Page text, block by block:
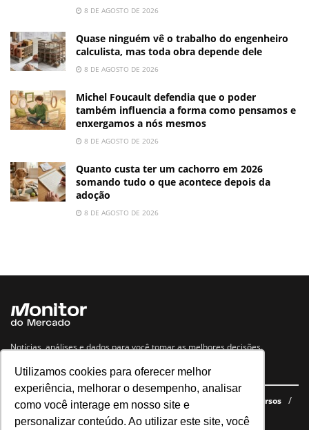
Utilizamos cookies para oferecer melhor
experiência, melhorar o desempenho, analisar
como você interage em nosso site e
personalizar conteúdo. Ao utilizar este site, você
8 DE AGOSTO DE 2026
Quase ninguém vê o trabalho do engenheiro
calculista, mas toda obra depende dele
8 DE AGOSTO DE 2026
Michel Foucault defendia que o poder
também influencia a forma como pensamos e
enxergamos a nós mesmos
8 DE AGOSTO DE 2026
Quanto custa ter um cachorro em 2026
somando tudo o que acontece depois da
adoção
8 DE AGOSTO DE 2026
Notícias, análises e dados para você tomar as melhores decisões.
Navegue no site
Últimas notícias Quem somos E-books gratuitos
Cursos
Política de privacidade